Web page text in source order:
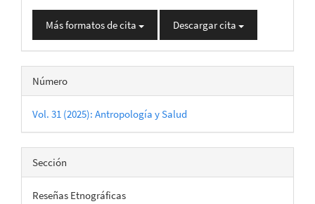
Más formatos de cita Descargar cita
Número
Vol. 31 (2025): Antropología y Salud
Sección
Reseñas Etnográficas